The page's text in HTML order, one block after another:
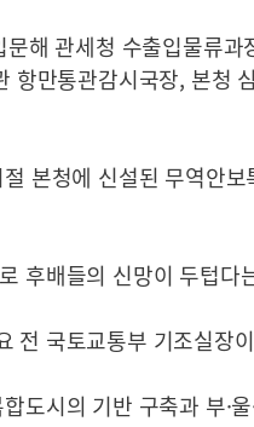
해 관세청 수출입물류
항만통관감시국장, 본청
본청에 신설된 무역안
후배들의 신망이 두텁다
전 국토교통부 기조실장
도시의 기반 구축과 부·